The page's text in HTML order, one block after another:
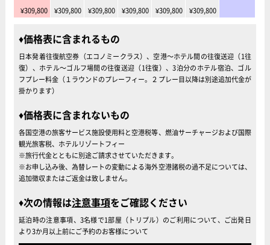
¥309,800 ¥309,800 ¥309,800 ¥309,800 ¥309,800 ¥309,800
価格表に含まれるもの
日本発着往復航空券（エコノミークラス）、空港～ホテル間の往復送迎（1往
復）、ホテル～ゴルフ場間の往復送迎（1往復）、3泊分のホテル宿泊、ゴル
フプレー料金（１ラウンドのプレーフィー。２プレー目以降は別途追加代金が
掛かります）
価格表に含まれないもの
各国空港の旅客サービス施設使用料と空港税等、燃油サーチャージおよび国際
観光旅客税、ホテルリゾートフィー
※旅行代金とともに別途ご請求させていただきます。
※お申し込み後、為替レートの変動による海外空港諸税の過不足については、
追加徴収またはご返金は致しません。
次の情報は注意事項をご確認ください
延泊時の注意事項、3名様で1部屋（トリプル）のご利用について、ご出発日
より3か月以上前にご予約のお客様について